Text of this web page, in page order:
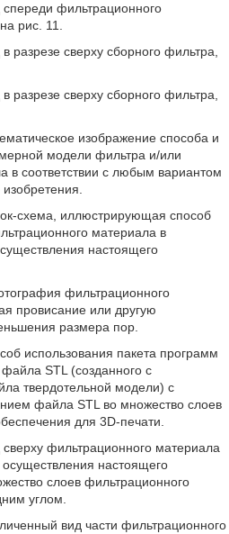
фильтрационного
рис. 11.
разрезе сверху сборного фильтра,
разрезе сверху сборного фильтра,
изображение способа и
модели фильтра и/или
в соответствии с любым вариантом
схема, иллюстрирующая способ
материала в
настоящего
фильтрационного
провисание или другую
размера пор.
использования пакета программ
STL (созданного с
твердотельной модели) с
файла STL во множество слоев
для 3D-печати.
фильтрационного материала
осуществления настоящего
слоев фильтрационного
углом.
вид части фильтрационного